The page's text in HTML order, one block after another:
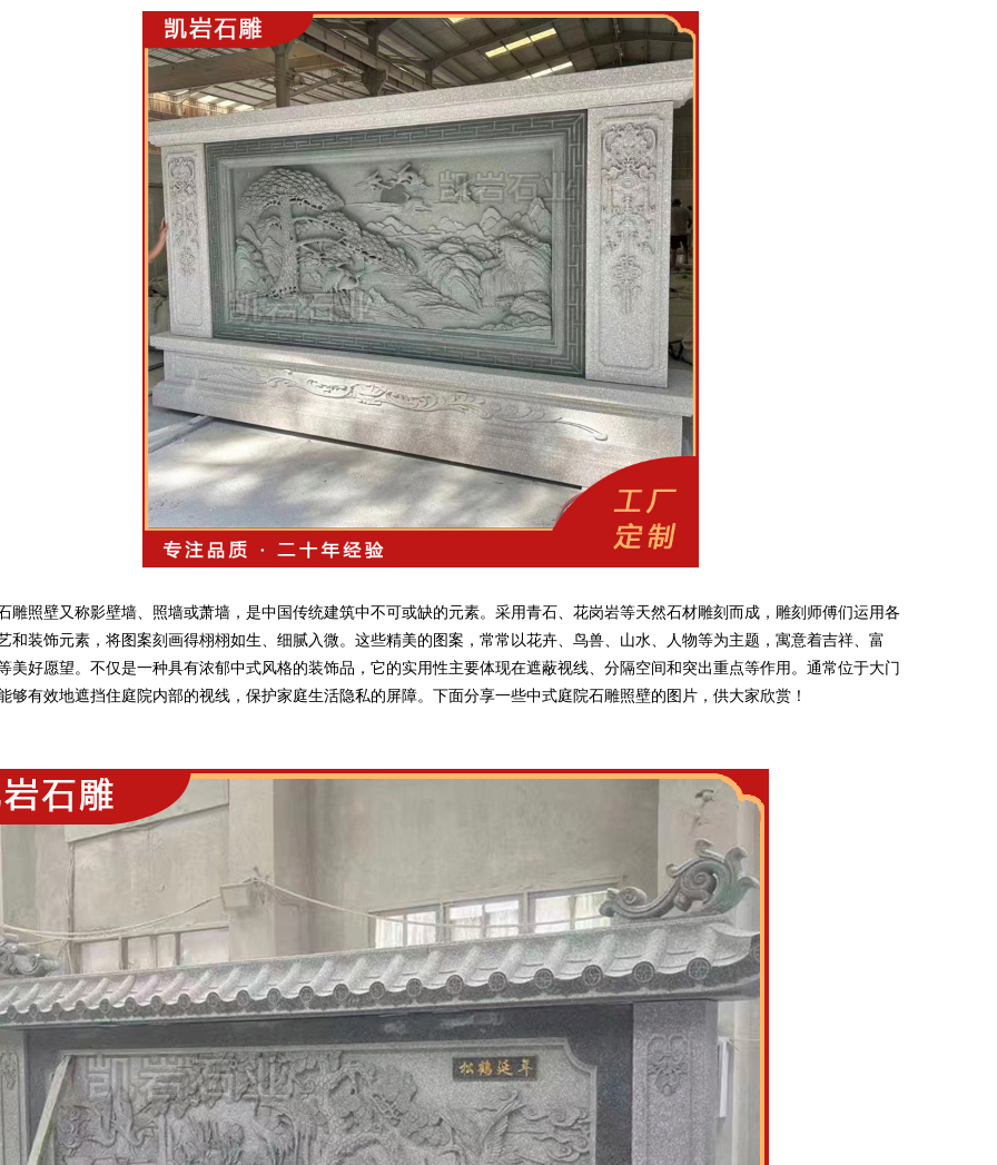
雕照壁又称影壁墙、照墙或萧墙，是中国传统建筑中不可或缺的元素。采用青石、花岗岩等天然石材雕刻而成，雕刻师傅们运用各
和装饰元素，将图案刻画得栩栩如生、细腻入微。这些精美的图案，常常以花卉、鸟兽、山水、人物等为主题，寓意着吉祥、富
美好愿望。不仅是一种具有浓郁中式风格的装饰品，它的实用性主要体现在遮蔽视线、分隔空间和突出重点等作用。通常位于大门
够有效地遮挡住庭院内部的视线，保护家庭生活隐私的屏障。下面分享一些中式庭院石雕照壁的图片，供大家欣赏！